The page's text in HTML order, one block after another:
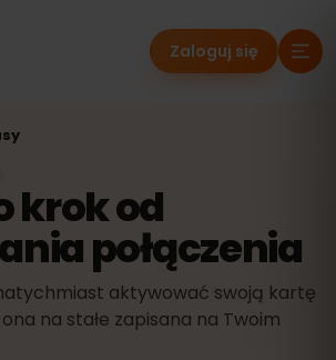
Zaloguj się
krok od
połączenia
aktywować swoją kartę
na stałe zapisana na Twoim